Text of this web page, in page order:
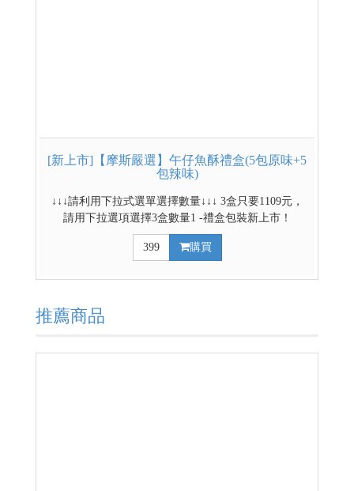
[新上市]【摩斯嚴選】午仔魚酥禮盒(5包原味+5
包辣味)
↓↓↓請利用下拉式選單選擇數量↓↓↓ 3盒只要1109元，
請用下拉選項選擇3盒數量1 -禮盒包裝新上市！
-20g*10包/盒(辣味/原味 各五包) -小包裝易食易保存 -
台灣魚肉含肉率最高的魚餅乾(高達50%) -即拆即食，
399 購買
推薦商品